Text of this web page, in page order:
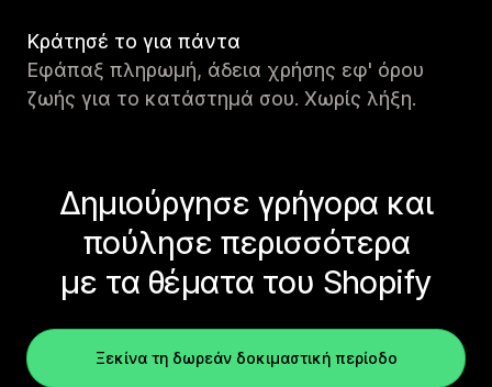
Κράτησέ το για πάντα
Εφάπαξ πληρωμή, άδεια χρήσης εφ' όρου
ζωής για το κατάστημά σου. Χωρίς λήξη.
Δημιούργησε γρήγορα και
πούλησε περισσότερα
με τα θέματα του Shopify
Ξεκίνα τη δωρεάν δοκιμαστική περίοδο